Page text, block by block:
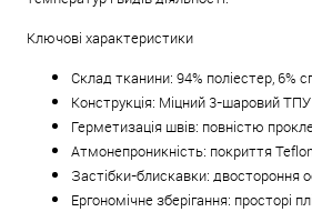
Ключові характеристики
Склад тканини: 94% поліестер, 6%
Конструкція: Міцний 3-шаровий
Герметизація швів: повністю
Атмонепроникність: покриття
Застібки-блискавки: двостороння
Ергономічне зберігання: